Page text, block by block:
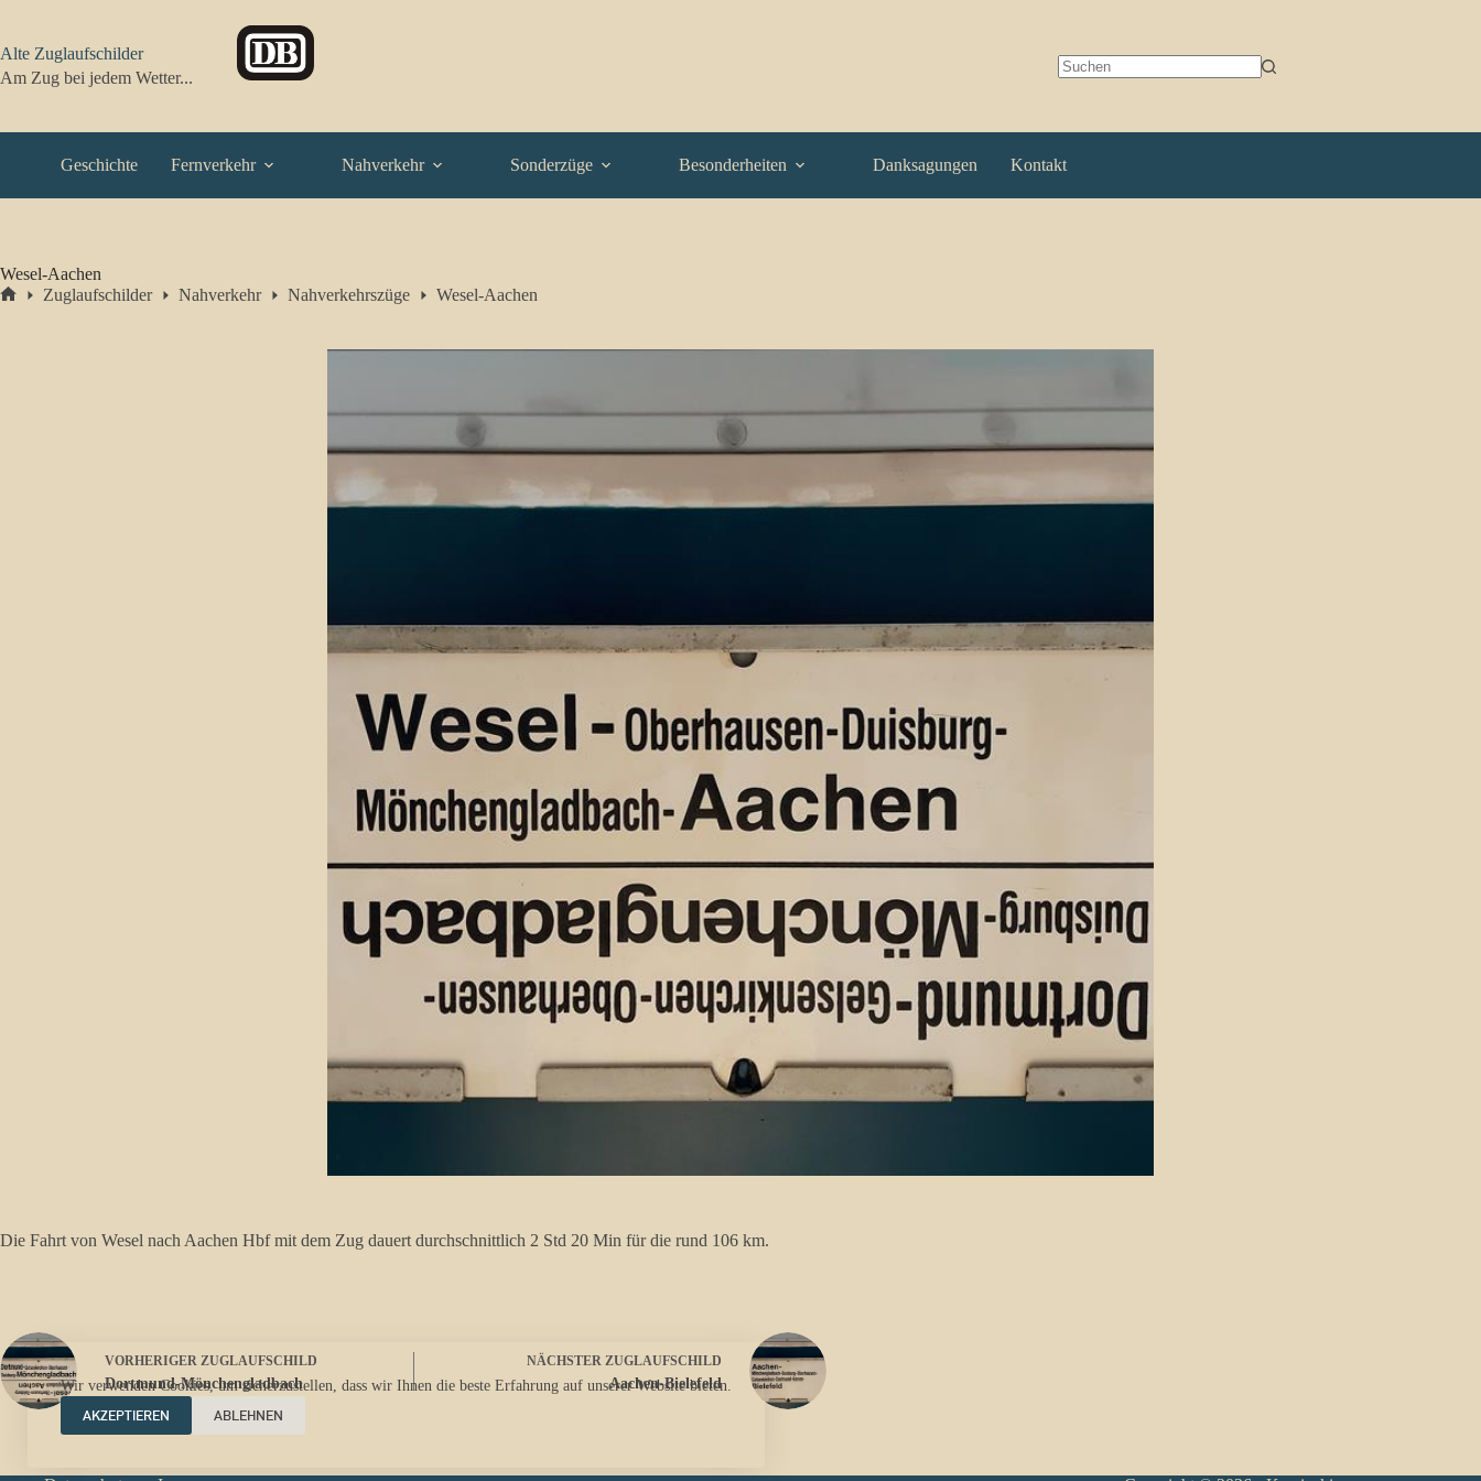
springen
Wir verwenden Cookies, um sicherzustellen, dass wir Ihnen die beste Erfahrung auf unserer Website bieten.
AKZEPTIEREN
ABLEHNEN
Alte Zuglaufschilder
Am Zug bei jedem Wetter...
Geschichte Fernverkehr Nahverkehr Sonderzüge Besonderheiten Danksagungen Kontakt
Wesel-Aachen
Zuglaufschilder Nahverkehr Nahverkehrszüge Wesel-Aachen
Die Fahrt von Wesel nach Aachen Hbf mit dem Zug dauert durchschnittlich 2 Std 20 Min für die rund 106 km.
VORHERIGER ZUGLAUFSCHILD
Dortmund-Mönchengladbach
NÄCHSTER ZUGLAUFSCHILD
Aachen-Bielefeld